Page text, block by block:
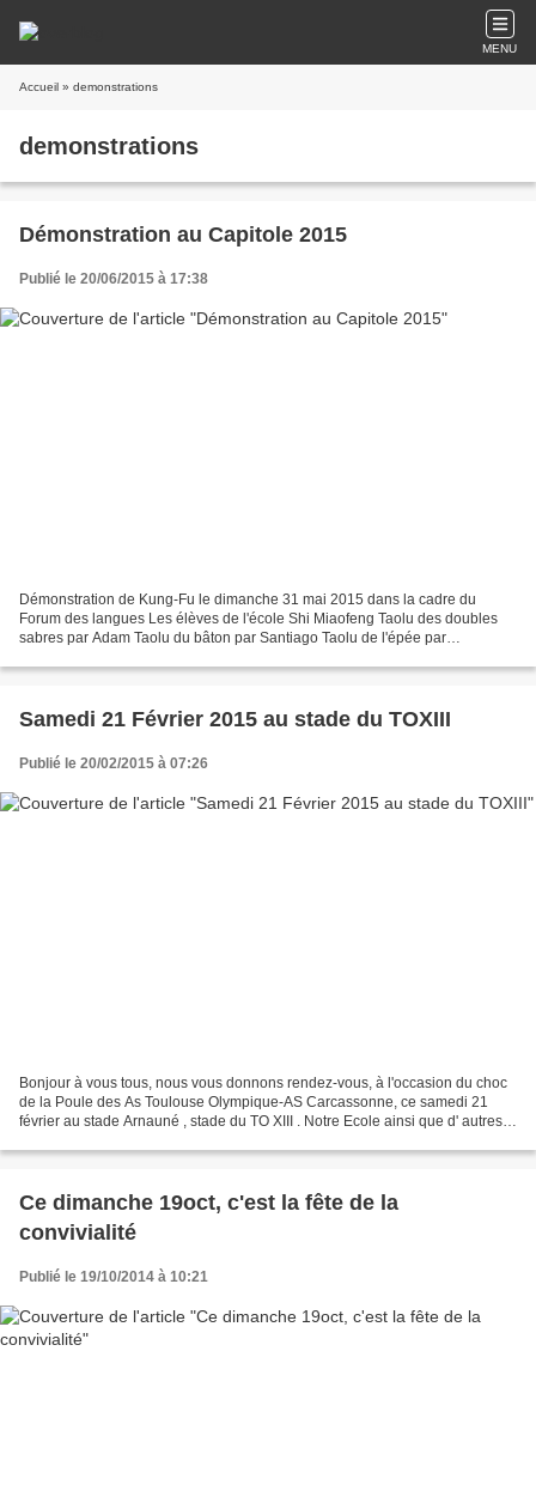
MENU
Accueil » demonstrations
demonstrations
Démonstration au Capitole 2015
Publié le 20/06/2015 à 17:38
Démonstration de Kung-Fu le dimanche 31 mai 2015 dans la cadre du
Forum des langues Les élèves de l'école Shi Miaofeng Taolu des doubles
sabres par Adam Taolu du bâton par Santiago Taolu de l'épée par
Samedi 21 Février 2015 au stade du TOXIII
Publié le 20/02/2015 à 07:26
Bonjour à vous tous, nous vous donnons rendez-vous, à l'occasion du choc
de la Poule des As Toulouse Olympique-AS Carcassonne, ce samedi 21
février au stade Arnauné , stade du TO XIII . Notre Ecole ainsi que d' autres
Ce dimanche 19oct, c'est la fête de la
convivialité
Publié le 19/10/2014 à 10:21